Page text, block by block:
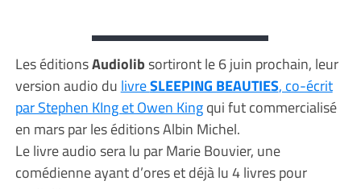
Les éditionsAudiolibsortiront le 6 juin prochain, leur
version audio du livreSLEEPING BEAUTIES, co-écrit
par Stephen KIng et Owen Kingqui fut commercialisé
en mars par les éditions Albin Michel.
Le livre audio sera lu par Marie Bouvier, une
comédienne ayant d’ores et déjà lu 4 livres pour